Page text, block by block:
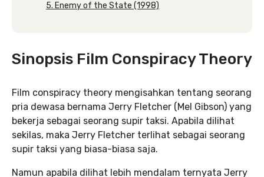
5. Enemy of the State (1998)
Sinopsis Film Conspiracy Theory
Film conspiracy theory mengisahkan tentang seorang
pria dewasa bernama Jerry Fletcher (Mel Gibson) yang
bekerja sebagai seorang supir taksi. Apabila dilihat
sekilas, maka Jerry Fletcher terlihat sebagai seorang
supir taksi yang biasa-biasa saja.
Namun apabila dilihat lebih mendalam ternyata Jerry